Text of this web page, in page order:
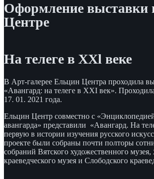
Оформление выставки
Центре
На телеге в ХХl веке
В Арт-галерее Ельцин Центра проходила
«Авангард: на телеге в XXI век».
17. 01. 2021 года.
Ельцин Центр совместно с
авангарда» представили «Авангард. На
первую в истории изучения русского
проекте были собраны почти полторы
собраний Вятского художественного музея,
краеведческого музея и Слободского